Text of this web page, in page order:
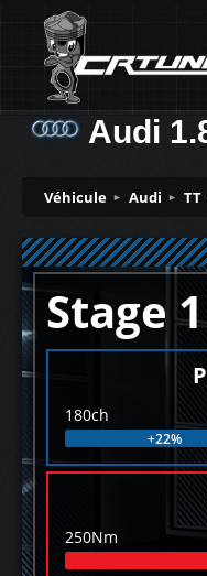
Audi
Véhicule Audi TT
Stage 1
180ch
+22%
250Nm